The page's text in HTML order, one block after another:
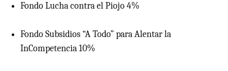
Fondo Lucha contra el Piojo 4%
Fondo Subsidios “A Todo” para Alentar la
InCompetencia 10%